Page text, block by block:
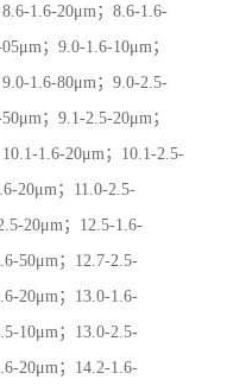
1.6-20μm；8.6-1.6-
；9.0-1.6-10μm；
1.6-80μm；9.0-2.5-
；9.1-2.5-20μm；
1.6-20μm；10.1-2.5-
20μm；11.0-2.5-
20μm；12.5-1.6-
50μm；12.7-2.5-
20μm；13.0-1.6-
10μm；13.0-2.5-
20μm；14.2-1.6-